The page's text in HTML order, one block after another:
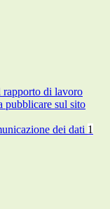
rapporto di lavoro
pubblicare sul sito
dei dati 1